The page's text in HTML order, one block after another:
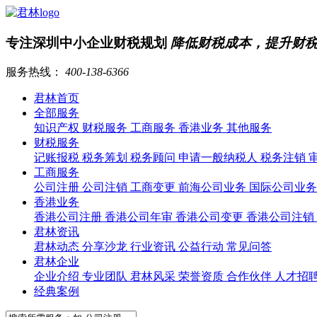
专注深圳中小企业财税规划 降低财税成本，提升财
服务热线： 400-138-6366
君林首页
全部服务
知识产权 财税服务 工商服务 香港业务 其他服务
财税服务
记账报税 税务筹划 税务顾问 申请一般纳税人 税务注销
工商服务
公司注册 公司注销 工商变更 前海公司业务 国际公司业
香港业务
香港公司注册 香港公司年审 香港公司变更 香港公司注销
君林资讯
君林动态 分享沙龙 行业资讯 公益行动 常见问答
君林企业
企业介绍 专业团队 君林风采 荣誉资质 合作伙伴 人才招
经典案例